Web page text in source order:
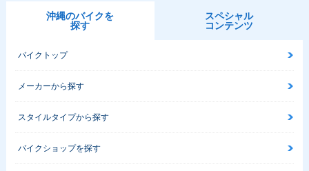
沖縄のバイクを
探す
スペシャル
コンテンツ
バイクトップ
メーカーから探す
スタイルタイプから探す
バイクショップを探す